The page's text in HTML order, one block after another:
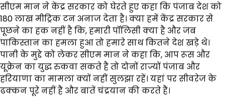
सीएम मान ने केंद्र सरकार को घेरते हुए कहा कि पंजाब देश को
180 लाख मीट्रिक टन अनाज देता है। क्या हमें केंद्र सरकार से
पूछने का हक नहीं है कि, हमारी पॉलिसी क्या है और जब
पाकिस्तान का हमला हुआ तो हमारे साथ कितने देश खड़े थे।
पानी के मुद्दे को लेकर सीएम मान ने कहा कि, आप रूस और
यूक्रेन का युद्ध रुकवा सकते हैं तो दोनों राज्यों पंजाब और
हरियाणा का मामला क्यों नहीं सुलझा रहें। यहां पर सीवरेज के
ढक्कन पूरे नहीं हैं और बातें चंद्रयान की करते हैं।